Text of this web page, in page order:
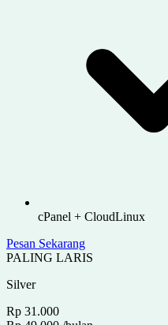
cPanel + CloudLinux
Pesan Sekarang
PALING LARIS
Silver
Rp 31.000